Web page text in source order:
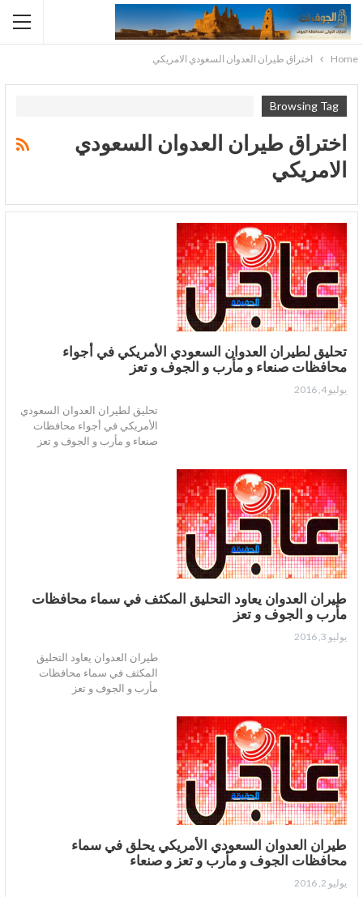
Home اختراق طيران العدوان السعودي الامريكي
Browsing Tag
اختراق طيران العدوان السعودي
الامريكي
تحليق لطيران العدوان السعودي الأمريكي في أجواء
محافظات صنعاء و مأرب و الجوف و تعز
يوليو 4, 2016
تحليق لطيران العدوان السعودي
الأمريكي في أجواء محافظات
صنعاء و مأرب و الجوف و تعز
طيران العدوان يعاود التحليق المكثف في سماء محافظات
مأرب و الجوف و تعز
يوليو 3, 2016
طيران العدوان يعاود التحليق
المكثف في سماء محافظات
مأرب و الجوف و تعز
طيران العدوان السعودي الأمريكي يحلق في سماء
محافظات الجوف و مأرب و تعز و صنعاء
يوليو 2, 2016